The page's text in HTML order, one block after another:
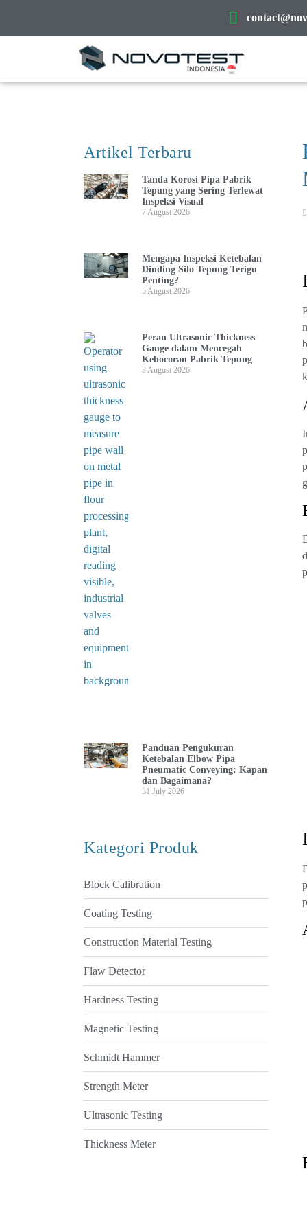
Artikel Terbaru
Tanda Korosi Pipa Pabrik
Tepung yang Sering Terlewat
Inspeksi Visual
7 August 2026
Mengapa Inspeksi Ketebalan
Dinding Silo Tepung Terigu
Penting?
5 August 2026
Peran Ultrasonic Thickness
Gauge dalam Mencegah
Kebocoran Pabrik Tepung
3 August 2026
Panduan Pengukuran
Ketebalan Elbow Pipa
Pneumatic Conveying: Kapan
dan Bagaimana?
31 July 2026
Kategori Produk
Block Calibration
Coating Testing
Construction Material Testing
Flaw Detector
Hardness Testing
Magnetic Testing
Schmidt Hammer
Strength Meter
Ultrasonic Testing
Thickness Meter